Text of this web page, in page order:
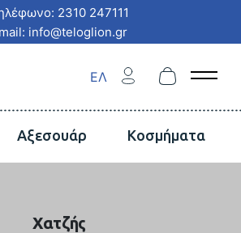
2310 247111
info@teloglion.gr
ΕΛ Open
Αξεσουάρ Κοσμήματα
Χατζής